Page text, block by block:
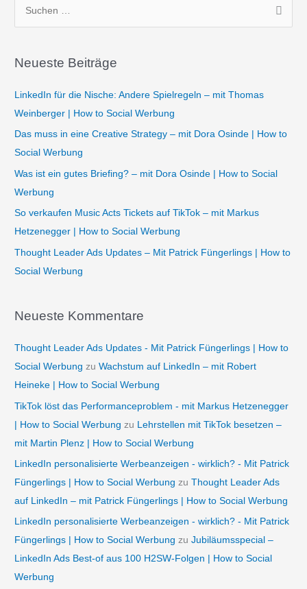
h
h
:
Neueste Beiträge
LinkedIn für die Nische: Andere Spielregeln – mit Thomas
Weinberger | How to Social Werbung
Das muss in eine Creative Strategy – mit Dora Osinde | How to
Social Werbung
Was ist ein gutes Briefing? – mit Dora Osinde | How to Social
Werbung
So verkaufen Music Acts Tickets auf TikTok – mit Markus
Hetzenegger | How to Social Werbung
Thought Leader Ads Updates – Mit Patrick Füngerlings | How to
Social Werbung
Neueste Kommentare
Thought Leader Ads Updates - Mit Patrick Füngerlings | How to
Social Werbung zuWachstum auf LinkedIn – mit Robert
Heineke | How to Social Werbung
TikTok löst das Performanceproblem - mit Markus Hetzenegger
| How to Social Werbung zu Lehrstellen mit TikTok besetzen –
mit Martin Plenz | How to Social Werbung
LinkedIn personalisierte Werbeanzeigen - wirklich? - Mit Patrick
Füngerlings | How to Social Werbung zuThought Leader Ads
auf LinkedIn – mit Patrick Füngerlings | How to Social Werbung
LinkedIn personalisierte Werbeanzeigen - wirklich? - Mit Patrick
Füngerlings | How to Social Werbung zuJubiläumsspecial –
LinkedIn Ads Best-of aus 100 H2SW-Folgen | How to Social
Werbung